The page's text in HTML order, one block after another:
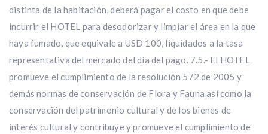
distinta de la habitación, deberá pagar el costo en que debe
incurrir el HOTEL para desodorizar y limpiar el área en la que
haya fumado, que equivale a USD 100, liquidados a la tasa
representativa del mercado del día del pago. 7.5.- El HOTEL
promueve el cumplimiento de la resolución 572 de 2005 y
demás normas de conservación de Flora y Fauna así como la
conservación del patrimonio cultural y de los bienes de
interés cultural y contribuye y promueve el cumplimiento de